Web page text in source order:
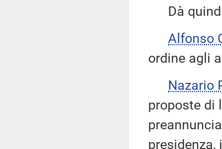
Dà
Alfonso
ordine agli
Nazario
proposte di
presidenza,